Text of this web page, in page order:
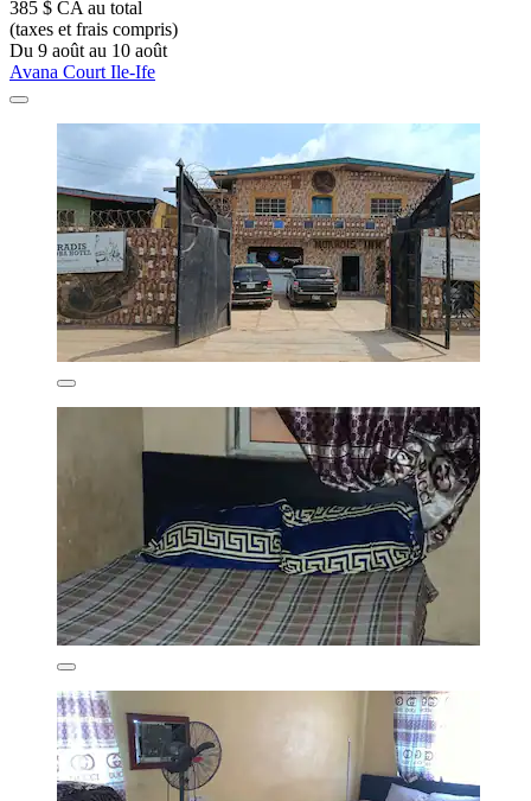
385 $ CA au total
(taxes et frais compris)
Du 9 août au 10 août
Avana Court Ile-Ife